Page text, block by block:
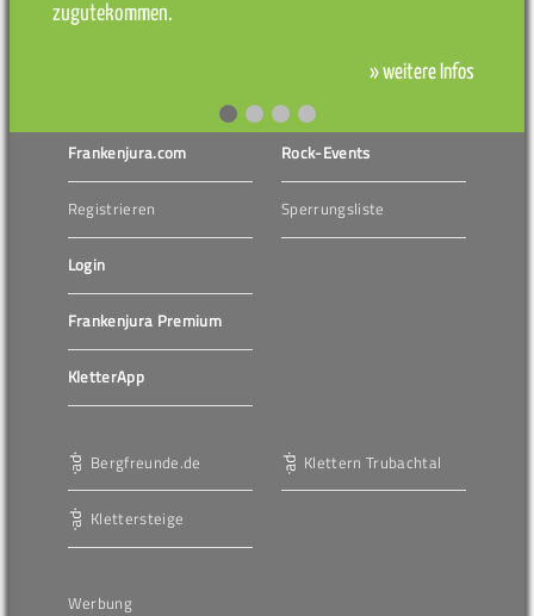
zugutekommen.
» weitere Infos
Frankenjura.com
Registrieren
Login
Frankenjura Premium
KletterApp
Rock-Events
Sperrungsliste
Bergfreunde.de
Klettersteige
Klettern Trubachtal
Werbung